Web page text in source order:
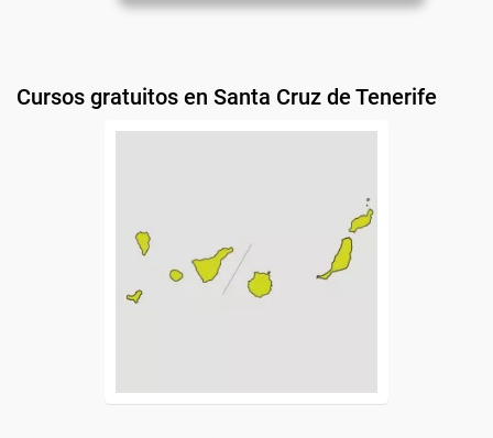
Cursos gratuitos en Santa Cruz de Tenerife